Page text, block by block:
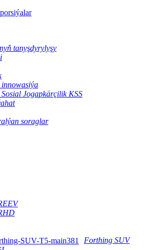
tanyşdyrylyşy
Jogapkärçilik KSS
soraglar
Forthing SUV